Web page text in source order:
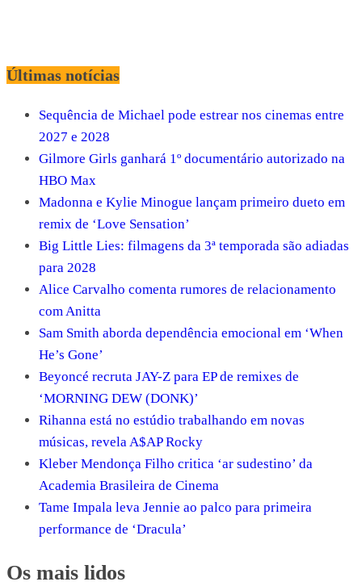
Últimas notícias
Sequência de Michael pode estrear nos cinemas entre
2027 e 2028
Gilmore Girls ganhará 1º documentário autorizado na
HBO Max
Madonna e Kylie Minogue lançam primeiro dueto em
remix de ‘Love Sensation’
Big Little Lies: filmagens da 3ª temporada são adiadas
para 2028
Alice Carvalho comenta rumores de relacionamento
com Anitta
Sam Smith aborda dependência emocional em ‘When
He’s Gone’
Beyoncé recruta JAY-Z para EP de remixes de
‘MORNING DEW (DONK)’
Rihanna está no estúdio trabalhando em novas
músicas, revela A$AP Rocky
Kleber Mendonça Filho critica ‘ar sudestino’ da
Academia Brasileira de Cinema
Tame Impala leva Jennie ao palco para primeira
performance de ‘Dracula’
Os mais lidos